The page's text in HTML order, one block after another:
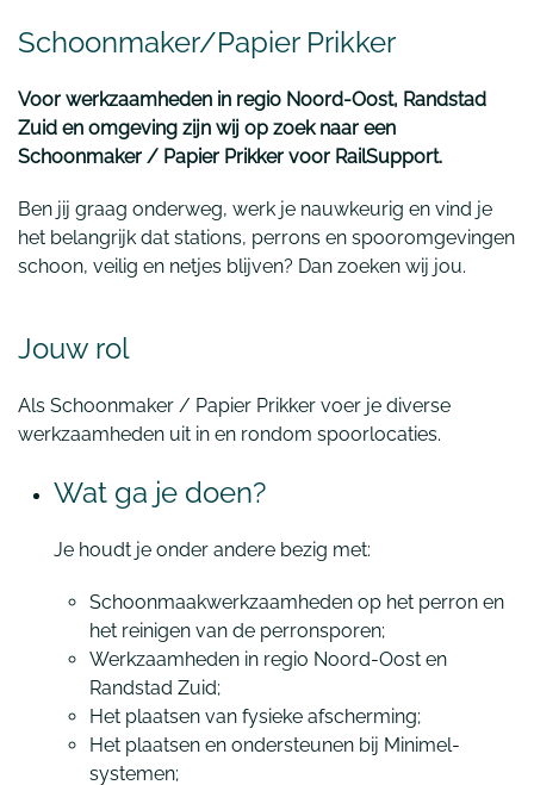
Schoonmaker/Papier Prikker
Voor werkzaamheden in regio Noord-Oost, Randstad
Zuid en omgeving zijn wij op zoek naar een
Schoonmaker / Papier Prikker voor RailSupport.
Ben jij graag onderweg, werk je nauwkeurig en vind je
het belangrijk dat stations, perrons en spooromgevingen
schoon, veilig en netjes blijven? Dan zoeken wij jou.
Jouw rol
Als Schoonmaker / Papier Prikker voer je diverse
werkzaamheden uit in en rondom spoorlocaties.
Wat ga je doen?
Je houdt je onder andere bezig met:
Schoonmaakwerkzaamheden op het perron en
het reinigen van de perronsporen;
Werkzaamheden in regio Noord-Oost en
Randstad Zuid;
Het plaatsen van fysieke afscherming;
Het plaatsen en ondersteunen bij Minimel-
systemen;